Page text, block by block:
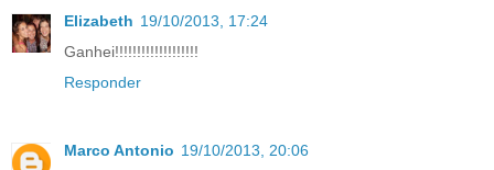
Elizabeth 19/10/2013, 17:24
Ganhei!!!!!!!!!!!!!!!!!!!
Responder
Marco Antonio 19/10/2013, 20:06